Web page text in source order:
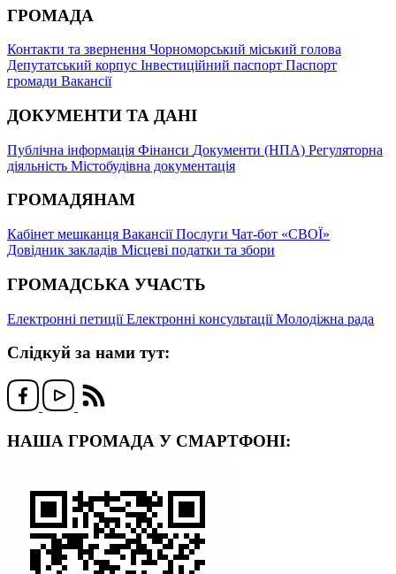
ГРОМАДА
Контакти та звернення Чорноморський міський голова
Депутатський корпус Інвестиційний паспорт Паспорт
громади Вакансії
ДОКУМЕНТИ ТА ДАНІ
Публічна інформація Фінанси Документи (НПА) Регуляторна
діяльність Містобудівна документація
ГРОМАДЯНАМ
Кабінет мешканця ВакансіїПослуги Чат-бот «СВОЇ»
Довідник закладів Місцеві податки та збори
ГРОМАДСЬКА УЧАСТЬ
Електронні петиціїЕлектронні консультаціїМолодіжна рада
Слідкуй за нами тут:
НАША ГРОМАДА У СМАРТФОНІ: